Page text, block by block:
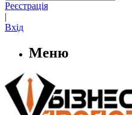
Реєстрація
|
Вхід
Меню